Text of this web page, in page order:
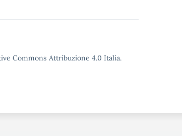
Commons Attribuzione 4.0 Italia.